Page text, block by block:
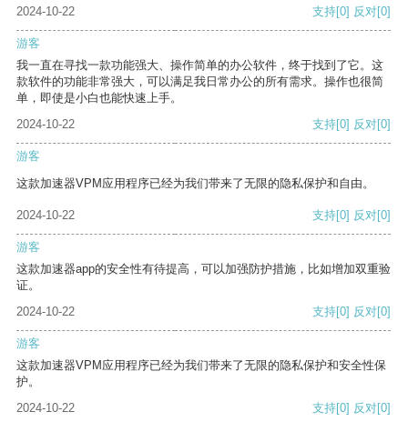
2024-10-22 支持[0] 反对[0]
游客
我一直在寻找一款功能强大、操作简单的办公软件，终于找到了它。这
款软件的功能非常强大，可以满足我日常办公的所有需求。操作也很简
单，即使是小白也能快速上手。
2024-10-22
支持[0] 反对[0]
游客
这款加速器VPM应用程序已经为我们带来了无限的隐私保护和自由。
2024-10-22 支持[0] 反对[0]
游客
这款加速器app的安全性有待提高，可以加强防护措施，比如增加双重验
证。
2024-10-22
支持[0] 反对[0]
游客
这款加速器VPM应用程序已经为我们带来了无限的隐私保护和安全性保
护。
2024-10-22
支持[0] 反对[0]